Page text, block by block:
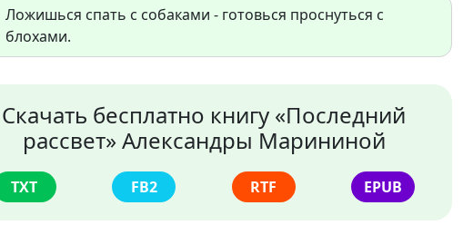
Ложишься спать с собаками - готовься проснуться с
блохами.
Скачать бесплатно книгу «Последний
рассвет» Александры Марининой
TXT FB2 RTF EPUB